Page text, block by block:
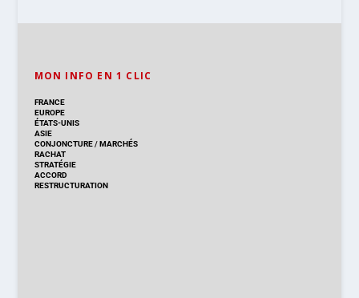
MON INFO EN 1 CLIC
FRANCE
EUROPE
ÉTATS-UNIS
ASIE
CONJONCTURE/MARCHÉS
RACHAT
STRATÉGIE
ACCORD
RESTRUCTURATION